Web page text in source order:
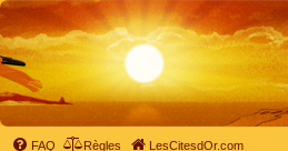
FAQ Règles LesCitesdOr.com